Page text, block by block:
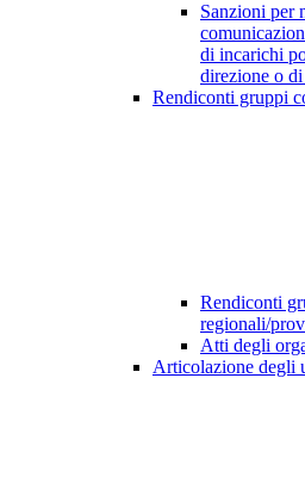
Sanzioni per
di incarichi
direzione o
Rendiconti gruppi
Rendiconti
regionali/
Atti degli
Articolazione degli